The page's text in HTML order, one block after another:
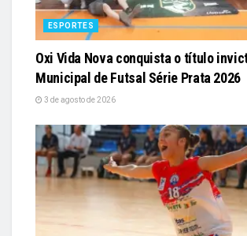
ESPORTES
Oxi Vida Nova conquista o título
Municipal de Futsal Série Prata 2026
3 de agosto de 2026